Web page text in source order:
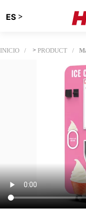
ES >
INICIO > PRODUCT